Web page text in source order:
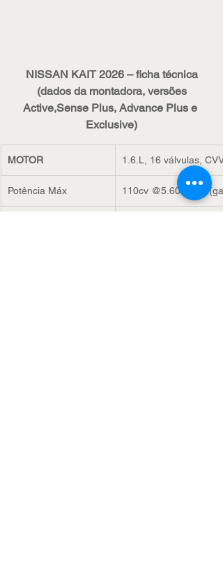
NISSAN KAIT 2026 – ficha técnica
Active,Sense Plus, Advance Plus e
Exclusive)
MOTOR 1.6.L, 16 válvulas,
Potência Máx 110cv @5.600 rpm